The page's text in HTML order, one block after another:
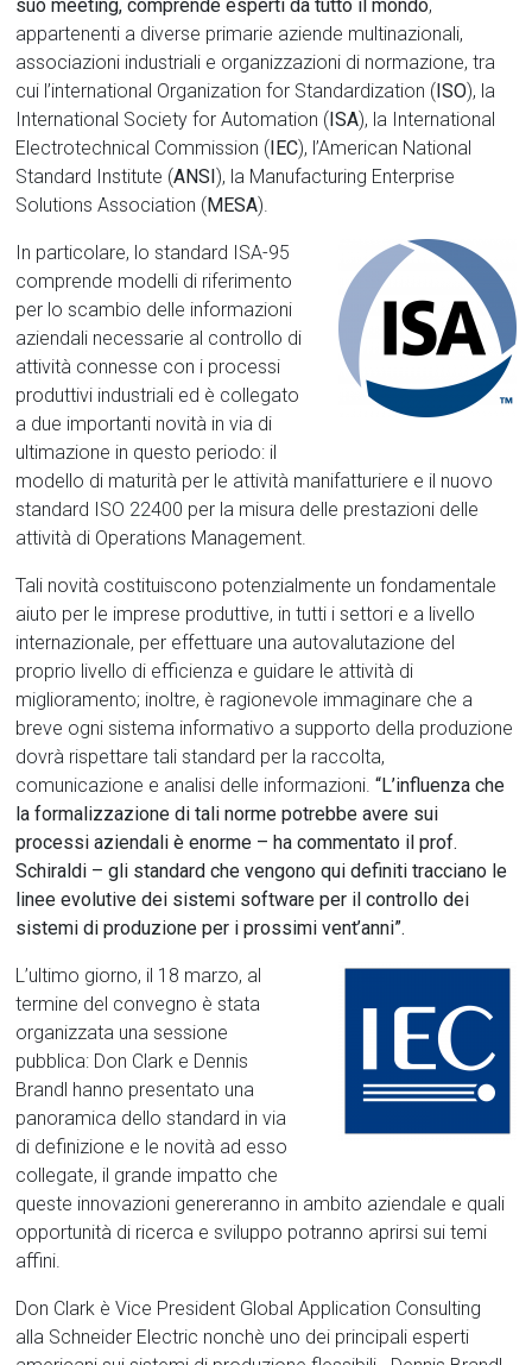
suo meeting, comprende esperti da tutto il mondo,
appartenenti a diverse primarie aziende multinazionali,
associazioni industriali e organizzazioni di normazione, tra
cui l’international Organization for Standardization (ISO), la
International Society for Automation (ISA), la International
Electrotechnical Commission (IEC), l’American National
Standard Institute (ANSI), la Manufacturing Enterprise
Solutions Association (MESA).
In particolare, lo standard ISA-95
comprende modelli di riferimento
per lo scambio delle informazioni
aziendali necessarie al controllo di
attività connesse con i processi
produttivi industriali ed è collegato
a due importanti novità in via di
ultimazione in questo periodo: il
modello di maturità per le attività manifatturiere e il nuovo
standard ISO 22400 per la misura delle prestazioni delle
attività di Operations Management.
Tali novità costituiscono potenzialmente un fondamentale
aiuto per le imprese produttive, in tutti i settori e a livello
internazionale, per effettuare una autovalutazione del
proprio livello di efficienza e guidare le attività di
miglioramento; inoltre, è ragionevole immaginare che a
breve ogni sistema informativo a supporto della produzione
dovrà rispettare tali standard per la raccolta,
comunicazione e analisi delle informazioni.“L’influenza che
la formalizzazione di tali norme potrebbe avere sui
processi aziendali è enorme – ha commentato il prof.
Schiraldi – gli standard che vengono qui definiti tracciano le
linee evolutive dei sistemi software per il controllo dei
sistemi di produzione per i prossimi vent’anni”.
L’ultimo giorno, il 18 marzo, al
termine del convegno è stata
organizzata una sessione
pubblica: Don Clark e Dennis
Brandl hanno presentato una
panoramica dello standard in via
di definizione e le novità ad esso
collegate, il grande impatto che
queste innovazioni genereranno in ambito aziendale e quali
opportunità di ricerca e sviluppo potranno aprirsi sui temi
affini.
Don Clark è Vice President Global Application Consulting
alla Schneider Electric nonchè uno dei principali esperti